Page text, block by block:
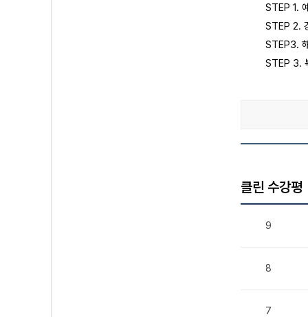
STEP 1.
STEP 2.
STEP3.
STEP 3.
클린 수강평
9
8
7